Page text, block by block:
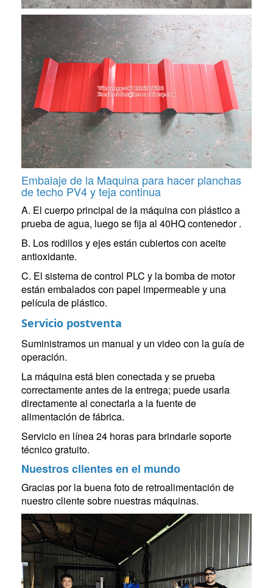
Embalaje de la Maquina para hacer planchas
de techo PV4 y teja continua
A. El cuerpo principal de la máquina con plástico a
prueba de agua, luego se fija al 40HQ contenedor .
B. Los rodillos y ejes están cubiertos con aceite
antioxidante.
C. El sistema de control PLC y la bomba de motor
están embalados con papel impermeable y una
película de plástico.
Servicio postventa
Suministramos un manual y un video con la guía de
operación.
La máquina está bien conectada y se prueba
correctamente antes de la entrega; puede usarla
directamente al conectarla a la fuente de
alimentación de fábrica.
Servicio en línea 24 horas para brindarle soporte
técnico gratuito.
Nuestros clientes en el mundo
Gracias por la buena foto de retroalimentación de
nuestro cliente sobre nuestras máquinas.